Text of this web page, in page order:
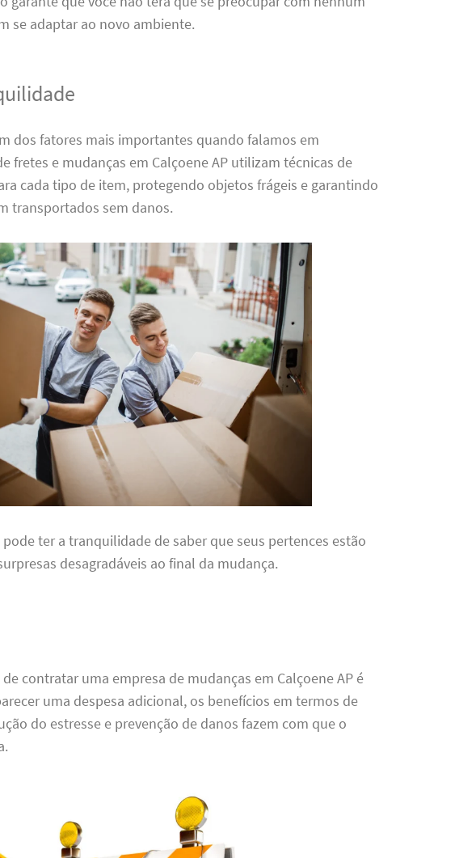
se adaptar ao novo ambiente.
dos fatores mais importantes quando falamos em
fretes e mudanças em Calçoene AP utilizam técnicas de
cada tipo de item, protegendo objetos frágeis e garantindo
transportados sem danos.
ter a tranquilidade de saber que seus pertences estão
desagradáveis ao final da mudança.
contratar uma empresa de mudanças em Calçoene AP é
uma despesa adicional, os benefícios em termos de
do estresse e prevenção de danos fazem com que o